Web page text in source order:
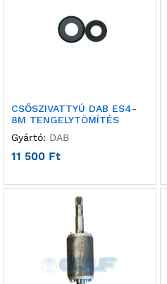
CSŐSZIVATTYÚ DAB ES4-
8M TENGELYTÖMÍTÉS
Gyártó: DAB
11 500 Ft